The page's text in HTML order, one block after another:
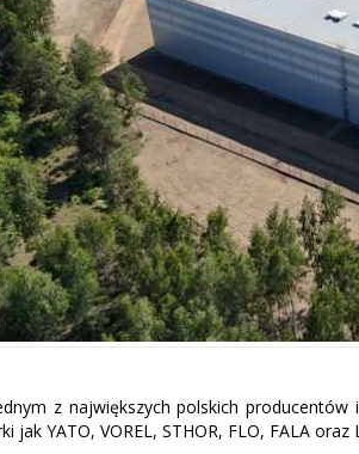
z największych polskich
jak YATO, VOREL, STHOR, FLO, FALA